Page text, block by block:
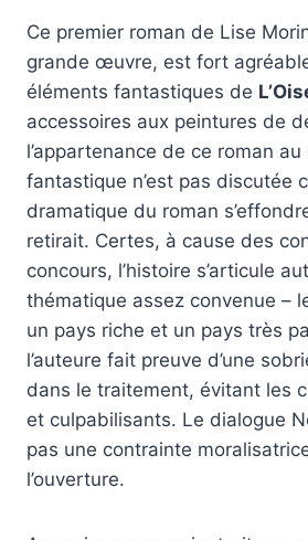
Ce premier roman de Lise
grande œuvre, est fort
éléments fantastiques de
accessoires aux peintures de
l’appartenance de ce roman au
fantastique n’est pas discutée
dramatique du roman
retirait. Certes, à cause des
concours, l’histoire s’articule
thématique assez convenue –
un pays riche et un pays très
l’auteure fait preuve d’une
dans le traitement, évitant les
et culpabilisants. Le dialogue
pas une contrainte
l’ouverture.